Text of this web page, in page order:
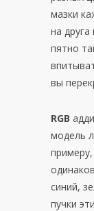
мазки
на
пятно
вы
RGB
модель
синий,
пучки